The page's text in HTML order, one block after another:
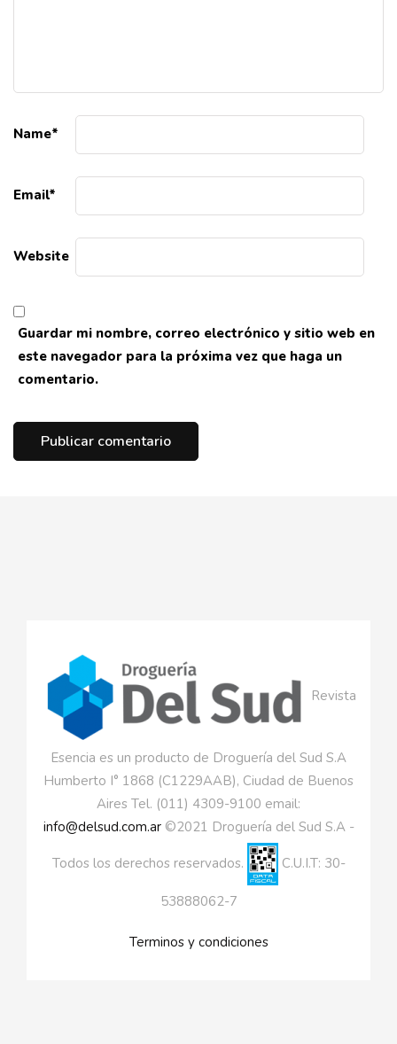
Name*
Email*
Website
Guardar mi nombre, correo electrónico y sitio web en
este navegador para la próxima vez que haga un
comentario.
Revista
Esencia es un producto de Droguería del Sud S.A
Humberto I° 1868 (C1229AAB), Ciudad de Buenos
Aires Tel. (011) 4309-9100 email:
info@delsud.com.ar©2021 Droguería del Sud S.A -
Todos los derechos reservados. C.U.I.T: 30-
53888062-7
Terminos y condiciones